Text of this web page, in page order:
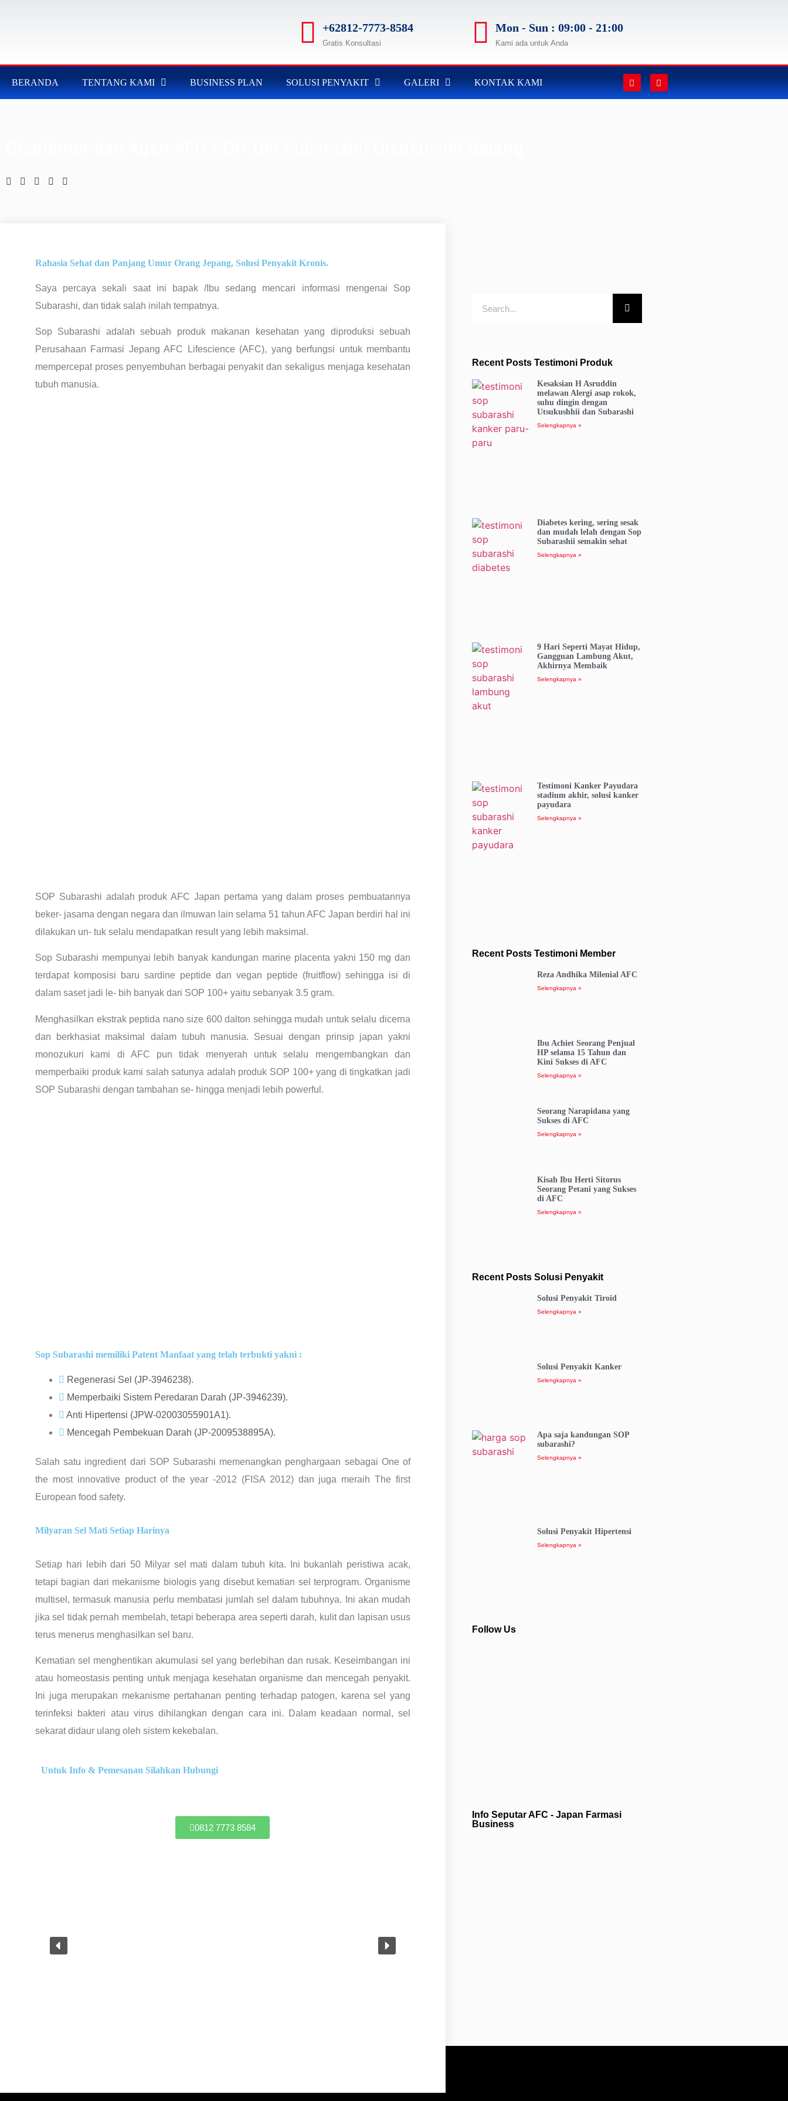
+62812-7773-8584
Gratis Konsultasi
Mon - Sun : 09:00 - 21:00
Kami ada untuk Anda
BERANDA TENTANG KAMI BUSINESS PLAN SOLUSI PENYAKIT GALERI KONTAK KAMI
Rahasia Sehat dan Panjang Umur Orang Jepang, Solusi Penyakit Kronis.
Saya percaya sekali saat ini bapak /Ibu sedang mencari informasi mengenai Sop
Subarashi, dan tidak salah inilah tempatnya.
Sop Subarashi adalah sebuah produk makanan kesehatan yang diproduksi sebuah
Perusahaan Farmasi Jepang AFC Lifescience (AFC), yang berfungsi untuk membantu
mempercepat proses penyembuhan berbagai penyakit dan sekaligus menjaga kesehatan
tubuh manusia.
SOP Subarashi adalah produk AFC Japan pertama yang dalam proses pembuatannya
beker- jasama dengan negara dan ilmuwan lain selama 51 tahun AFC Japan berdiri hal ini
dilakukan un- tuk selalu mendapatkan result yang lebih maksimal.
Sop Subarashi mempunyai lebih banyak kandungan marine placenta yakni 150 mg dan
terdapat komposisi baru sardine peptide dan vegan peptide (fruitflow) sehingga isi di
dalam saset jadi le- bih banyak dari SOP 100+ yaitu sebanyak 3.5 gram.
Menghasilkan ekstrak peptida nano size 600 dalton sehingga mudah untuk selalu dicerna
dan berkhasiat maksimal dalam tubuh manusia. Sesuai dengan prinsip japan yakni
monozukuri kami di AFC pun tidak menyerah untuk selalu mengembangkan dan
memperbaiki produk kami salah satunya adalah produk SOP 100+ yang di tingkatkan jadi
SOP Subarashi dengan tambahan se- hingga menjadi lebih powerful.
Sop Subarashi memiliki Patent Manfaat yang telah terbukti yakni :
Regenerasi Sel (JP-3946238).
Memperbaiki Sistem Peredaran Darah (JP-3946239).
Anti Hipertensi (JPW-02003055901A1).
Mencegah Pembekuan Darah (JP-2009538895A).
Salah satu ingredient dari SOP Subarashi memenangkan penghargaan sebagai One of
the most innovative product of the year -2012 (FISA 2012) dan juga meraih The first
European food safety.
Milyaran Sel Mati Setiap Harinya
Setiap hari lebih dari 50 Milyar sel mati dalam tubuh kita. Ini bukanlah peristiwa acak,
tetapi bagian dari mekanisme biologis yang disebut kematian sel terprogram. Organisme
multisel, termasuk manusia perlu membatasi jumlah sel dalam tubuhnya. Ini akan mudah
jika sel tidak pernah membelah, tetapi beberapa area seperti darah, kulit dan lapisan usus
terus menerus menghasilkan sel baru.
Kematian sel menghentikan akumulasi sel yang berlebihan dan rusak. Keseimbangan ini
atau homeostasis penting untuk menjaga kesehatan organisme dan mencegah penyakit.
Ini juga merupakan mekanisme pertahanan penting terhadap patogen, karena sel yang
terinfeksi bakteri atau virus dihilangkan dengan cara ini. Dalam keadaan normal, sel
sekarat didaur ulang oleh sistem kekebalan.
Untuk Info & Pemesanan Silahkan Hubungi
0812 7773 8584
Recent Posts Testimoni Produk
Kesaksian H Asruddin
melawan Alergi asap rokok,
suhu dingin dengan
Utsukushhii dan Subarashi
Selengkapnya »
Diabetes kering, sering sesak
dan mudah lelah dengan Sop
Subarashii semakin sehat
Selengkapnya »
9 Hari Seperti Mayat Hidup,
Gangguan Lambung Akut,
Akhirnya Membaik
Selengkapnya »
Testimoni Kanker Payudara
stadium akhir, solusi kanker
payudara
Selengkapnya »
Recent Posts Testimoni Member
Reza Andhika Milenial AFC
Selengkapnya »
Ibu Achiet Seorang Penjual
HP selama 15 Tahun dan
Kini Sukses di AFC
Selengkapnya »
Seorang Narapidana yang
Sukses di AFC
Selengkapnya »
Kisah Ibu Herti Sitorus
Seorang Petani yang Sukses
di AFC
Selengkapnya »
Recent Posts Solusi Penyakit
Solusi Penyakit Tiroid
Selengkapnya »
Solusi Penyakit Kanker
Selengkapnya »
Apa saja kandungan SOP
subarashi?
Selengkapnya »
Solusi Penyakit Hipertensi
Selengkapnya »
Follow Us
Info Seputar AFC - Japan Farmasi
Business